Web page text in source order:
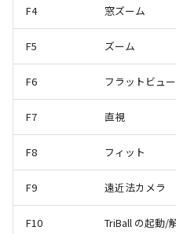
F4 窓ズーム
F5 ズーム
F6 フラットビュー
F7 直視
F8 フィット
F9 遠近法カメラ
F10 TriBall の起動/